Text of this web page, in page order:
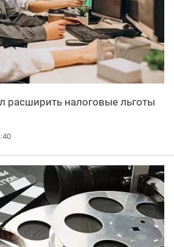
расширить налоговые льготы